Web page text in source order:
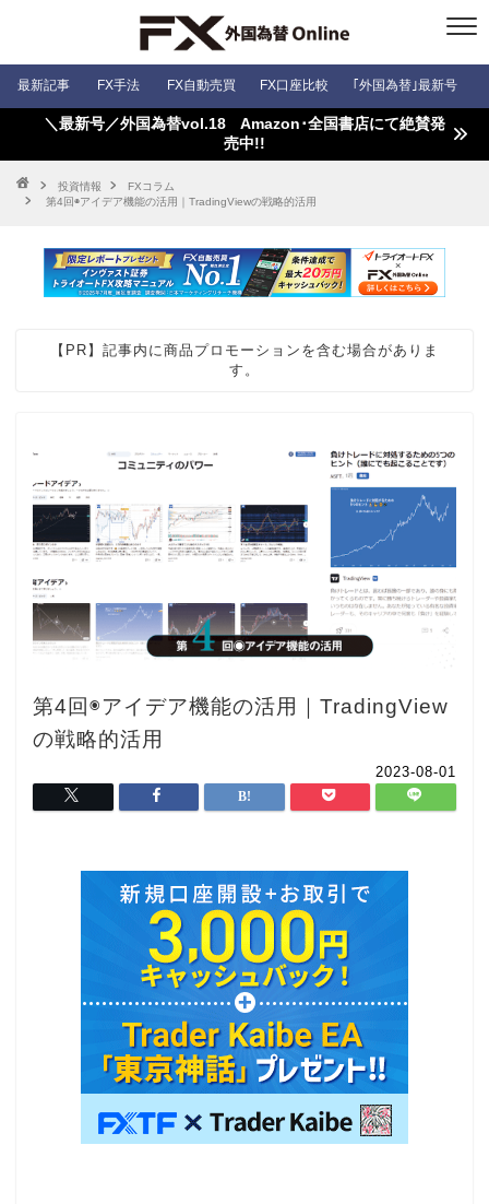
最新記事 FX手法 FX自動売買 FX口座比較 ｢外国為替｣最新号
＼最新号／外国為替vol.18 Amazon･全国書店にて絶賛発
売中!!
投資情報
FXコラム
第4回◉アイデア機能の活用｜TradingViewの戦略的活用
【PR】記事内に商品プロモーションを含む場合がありま
す。
第4回◉アイデア機能の活用｜TradingView
の戦略的活用
2023-08-01